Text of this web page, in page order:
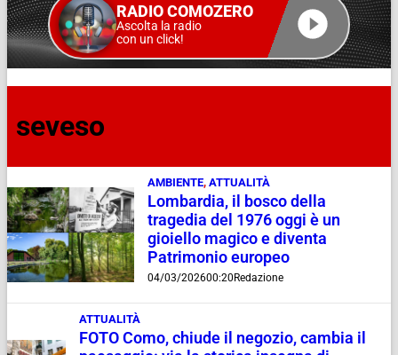
RADIO COMOZERO
Ascolta la radio
con un click!
seveso
AMBIENTE, ATTUALITÀ
Lombardia, il bosco della
tragedia del 1976 oggi è un
gioiello magico e diventa
Patrimonio europeo
04/03/202600:20Redazione
ATTUALITÀ
FOTO Como, chiude il negozio, cambia il